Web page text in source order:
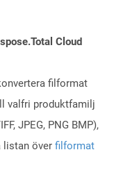
Cloud
filformat
valfri produktfamilj
JPEG, PNG BMP),
listan över filformat